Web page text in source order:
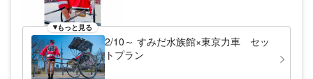
やオットセイを間近で見られる屋内開放プー
ル型水槽をはじめ、全8種類の展示コーナー
が勢ぞろい！「江戸」をテーマにした日本最
大級の金魚展示ゾーンや、全長50mのスロー
もっと見る
2/10～ すみだ水族館×東京力車 セッ
トプラン